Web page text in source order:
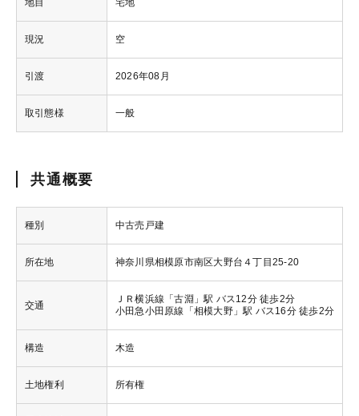
地目 宅地
現況 空
引渡 2026年08月
取引態様 一般
共通概要
種別 中古売戸建
所在地 神奈川県相模原市南区大野台４丁目25-20
交通
ＪＲ横浜線「古淵」駅 バス12分 徒歩2分
小田急小田原線「相模大野」駅 バス16分 徒歩2分
構造 木造
土地権利 所有権